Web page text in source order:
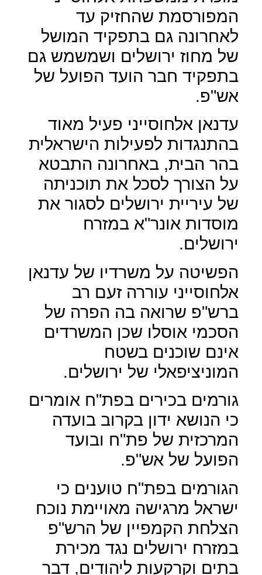
המפורסמת שהחזיק עד
לאחרונה גם בתפקיד המושל
של מחוז ירושלים ושמשמש גם
בתפקיד חבר הועד הפועל של
אש"פ.
עדנאן אלחוסייני פעיל מאוד
בהתנגדות לפעילות הישראלית
בהר הבית, באחרונה התבטא
על הצורך לסכל את תוכניתה
של עיריית ירושלים לסגור את
מוסדות אונר"א במזרח
ירושלים.
הפשיטה על משרדיו של עדנאן
אלחוסייני עוררה זעם רב
ברש"פ שרואה בה הפרה של
הסכמי אוסלו שכן המשרדים
אינם שוכנים בשטח
המוניציפאלי של ירושלים.
גורמים בכירים בפת"ח אומרים
כי הנושא ידון בקרוב בועדה
המרכזית של פת"ח ובועד
הפועל של אש"פ.
הגורמים בפת"ח טוענים כי
ישראל מרגישה מאויימת נוכח
הצלחת הקמפיין של הרש"פ
במזרח ירושלים נגד מכירת
בתים וקרקעות ליהודים, דבר